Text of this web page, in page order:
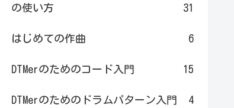
の使い方
31
はじめての作曲 6
DTMerのためのコード入門 15
DTMerのためのドラムパターン入門 4